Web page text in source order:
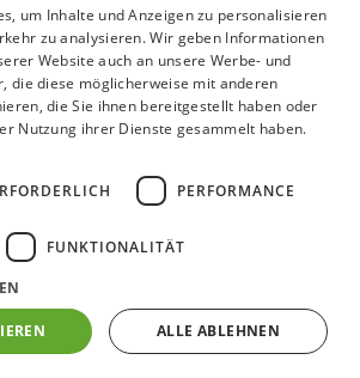
Alu - Angebote​
Spuren von internem Gebrauch
aufweisen, die jedoch keinen
haben.
sich inklusive Mehrwertsteuer und
an Ihre Haustür geliefert. Auf Anfrage
DUTCH
GERMAN
FRENCH
um Inhalte und Anzeigen zu personalisieren
zu analysieren. Wir geben Informationen
Website auch an unsere Werbe- und
die diese möglicherweise mit anderen
die Sie ihnen bereitgestellt haben oder
Nutzung ihrer Dienste gesammelt haben.
PERFORMANCE
FUNKTIONALITÄT
ALLE ABLEHNEN